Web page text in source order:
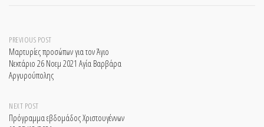
Post
navigation
PREVIOUS POST
Μαρτυρίες προσώπων για τον Άγιο
Νεκτάριο 26 Νοεμ 2021 Αγία Βαρβάρα
Αργυρούπολης
NEXT POST
Πρόγραμμα εβδομάδος Χριστουγέννων